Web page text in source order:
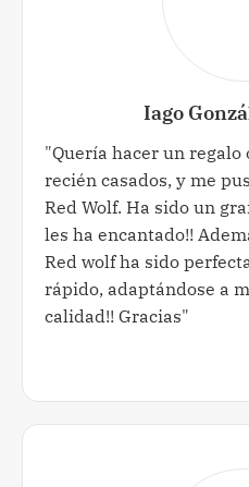
Iago
"Quería hacer un
recién casados, y me
Red Wolf. Ha sido un
les ha encantado!!
Red wolf ha sido
rápido, adaptándose a
calidad!! Gracias"